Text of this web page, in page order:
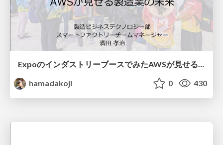
ExpoのインダストリーブースでみたAWSが見せる製造業の未来
hamadakoji
0 430